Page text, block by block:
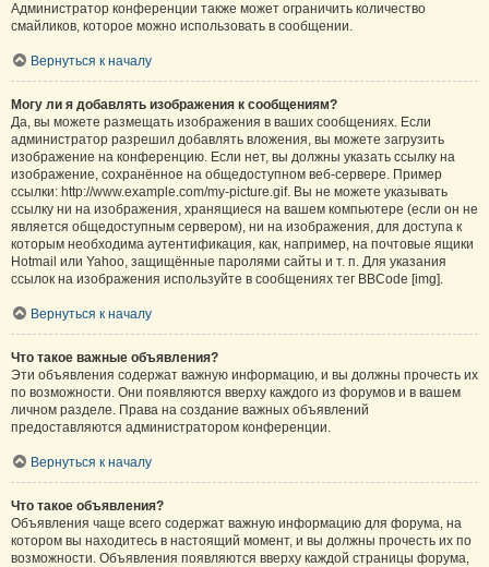
Администратор конференции также может ограничить количество
смайликов, которое можно использовать в сообщении.
Вернуться к началу
Могу ли я добавлять изображения к сообщениям?
Да, вы можете размещать изображения в ваших сообщениях. Если
администратор разрешил добавлять вложения, вы можете загрузить
изображение на конференцию. Если нет, вы должны указать ссылку на
изображение, сохранённое на общедоступном веб-сервере. Пример
ссылки: http://www.example.com/my-picture.gif. Вы не можете указывать
ссылку ни на изображения, хранящиеся на вашем компьютере (если он не
является общедоступным сервером), ни на изображения, для доступа к
которым необходима аутентификация, как, например, на почтовые ящики
Hotmail или Yahoo, защищённые паролями сайты и т. п. Для указания
ссылок на изображения используйте в сообщениях тег BBCode [img].
Вернуться к началу
Что такое важные объявления?
Эти объявления содержат важную информацию, и вы должны прочесть их
по возможности. Они появляются вверху каждого из форумов и в вашем
личном разделе. Права на создание важных объявлений
предоставляются администратором конференции.
Вернуться к началу
Что такое объявления?
Объявления чаще всего содержат важную информацию для форума, на
котором вы находитесь в настоящий момент, и вы должны прочесть их по
возможности. Объявления появляются вверху каждой страницы форума,